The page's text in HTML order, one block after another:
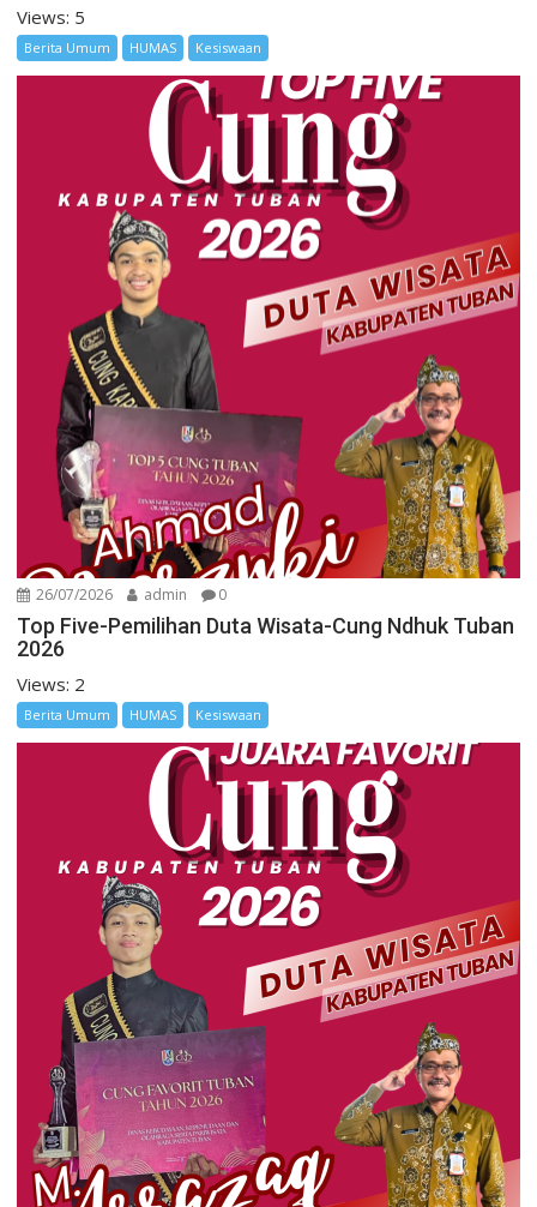
Views: 5
Berita Umum HUMAS Kesiswaan
26/07/2026 admin 0
Top Five-Pemilihan Duta Wisata-Cung Ndhuk Tuban
2026
Views: 2
Berita Umum HUMAS Kesiswaan